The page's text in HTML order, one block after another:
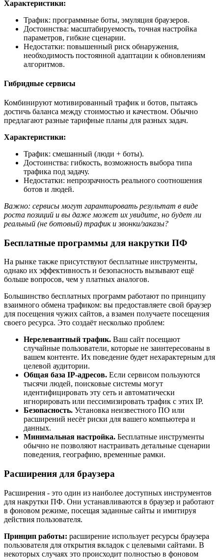
Характеристики:
Трафик: программные боты, эмуляция браузеров.
Достоинства: масштабируемость, точная настройка
параметров, гибкие сценарии.
Недостатки: повышенный риск обнаружения,
необходимость постоянной адаптации к обновлениям
алгоритмов.
Гибридные сервисы
Комбинируют мотивированный трафик и ботов, пытаясь
достичь баланса между стоимостью и качеством. Обычно
предлагают разные тарифные планы для разных задач.
Характеристики:
Трафик: смешанный (люди + боты).
Достоинства: гибкость, возможность выбора типа
трафика под задачу.
Недостатки: непрозрачность реального соотношения
ботов и людей.
Важно: сервисы могут гарантировать результат в виде
роста позиций и вы даже может их увидите, но будет ли
реальный (не ботовый) трафик и звонки/заказы?
Бесплатные программы для накрутки ПФ
На рынке также присутствуют бесплатные инструменты,
однако их эффективность и безопасность вызывают ещё
больше вопросов, чем у платных аналогов.
Большинство бесплатных программ работают по принципу
взаимного обмена трафиком: вы предоставляете свой браузер
для посещения чужих сайтов, а взамен получаете посещения
своего ресурса. Это создаёт несколько проблем:
Нерелевантный трафик. Ваш сайт посещают
случайные пользователи, которые не заинтересованы в
вашем контенте. Их поведение будет нехарактерным для
целевой аудитории.
Общая база IP-адресов. Если сервисом пользуются
тысячи людей, поисковые системы могут
идентифицировать эту сеть и автоматически
игнорировать или пессимизировать трафик с этих IP.
Безопасность. Установка неизвестного ПО или
расширений несёт риски для вашего компьютера и
данных.
Минимальная настройка. Бесплатные инструменты
обычно не позволяют настраивать детальные сценарии
поведения, географию, временные рамки.
Расширения для браузера
Расширения - это один из наиболее доступных инструментов
для накрутки ПФ. Они устанавливаются в браузер и работают
в фоновом режиме, посещая заданные сайты и имитируя
действия пользователя.
Принцип работы: расширение использует ресурсы браузера
пользователя для открытия вкладок с целевыми сайтами. В
некоторых случаях это происходит полностью в фоновом